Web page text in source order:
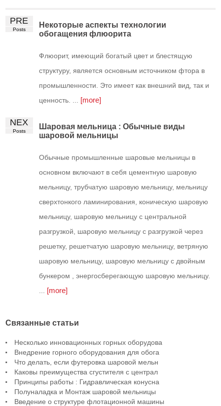
PRE
Posts
Некоторые аспекты технологии
обогащения флюорита
Флюорит, имеющий богатый цвет и блестящую
структуру, является основным источником фтора в
промышленности. Это имеет как внешний вид, так и
ценность. ...
[more]
NEX
Posts
Шаровая мельница : Обычные виды
шаровой мельницы
Обычные промышленные шаровые мельницы в
основном включают в себя цементную шаровую
мельницу, трубчатую шаровую мельницу, мельницу
сверхтонкого ламинирования, коническую шаровую
мельницу, шаровую мельницу с центральной
разгрузкой, шаровую мельницу с разгрузкой через
решетку, решетчатую шаровую мельницу, ветряную
шаровую мельницу, шаровую мельницу с двойным
бункером , энергосберегающую шаровую мельницу.
[more]
Связанные статьи
Несколько инновационных горных оборудова
Внедрение горного оборудования для обога
Что делать, если футеровка шаровой мельн
Каковы преимущества сгустителя с централ
Принципы работы : Гидравлическая конусна
Полуналадка и Монтаж шаровой мельницы
Введение о структуре флотационной машины